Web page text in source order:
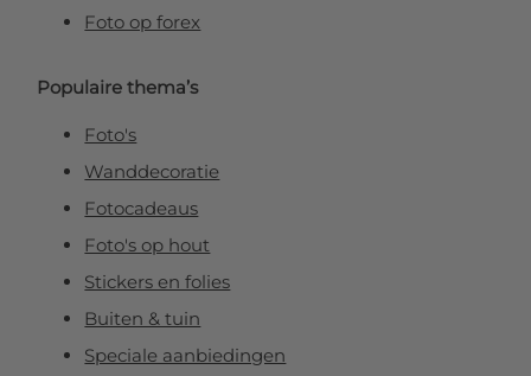
Foto op forex
Populaire thema’s
Foto's
Wanddecoratie
Fotocadeaus
Foto's op hout
Stickers en folies
Buiten & tuin
Speciale aanbiedingen